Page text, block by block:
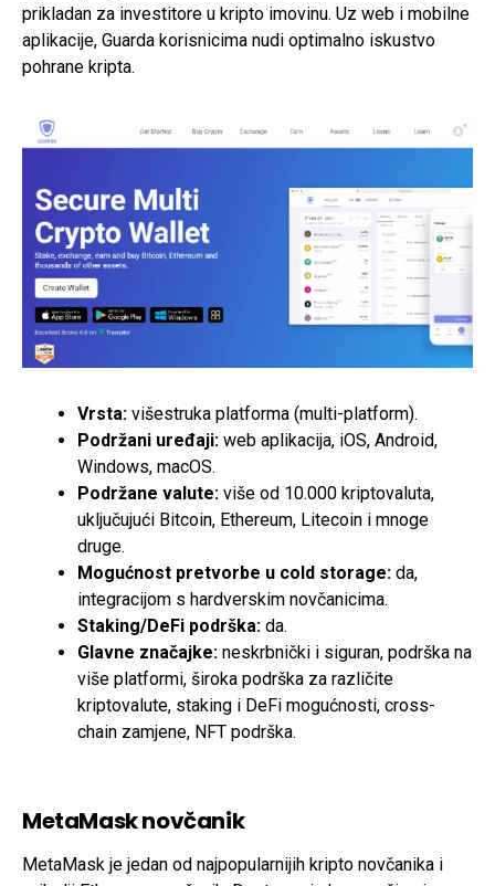
prikladan za investitore u kripto imovinu. Uz web i mobilne
aplikacije, Guarda korisnicima nudi optimalno iskustvo
pohrane kripta.
Vrsta: višestruka platforma (multi-platform).
Podržani uređaji: web aplikacija, iOS, Android,
Windows, macOS.
Podržane valute: više od 10.000 kriptovaluta,
uključujući Bitcoin, Ethereum, Litecoin i mnoge
druge.
Mogućnost pretvorbe u cold storage: da,
integracijom s hardverskim novčanicima.
Staking/DeFi podrška: da.
Glavne značajke: neskrbnički i siguran, podrška na
više platformi, široka podrška za različite
kriptovalute, staking i DeFi mogućnosti, cross-
chain zamjene, NFT podrška.
MetaMask novčanik
MetaMask je jedan od najpopularnijih kripto novčanika i